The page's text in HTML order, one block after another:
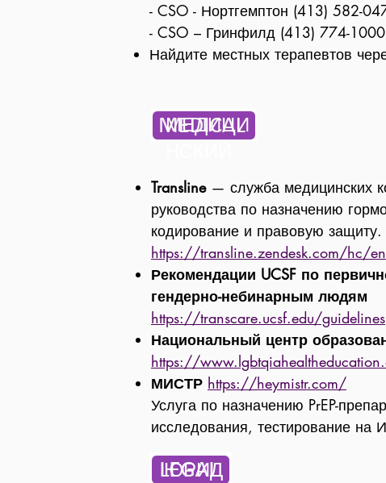
- CSO - Нортгемптон (413) 582-
- CSO – Гринфилд (413) 774-1000
Найдите местных терапевтов
МЕДИЦИ
Transline— служба медицинских
руководства по назначению
кодирование и правовую защиту.
https://transline.zendesk.com/hc/
Рекомендации UCSF по
гендерно-небинарным людям
https://transcare.ucsf.edu/guidelines
Национальный центр
https://
МИСТР https://heymistr.com/
Услуга по назначению PrEP-
исследования, тестирование на
ЮРИД